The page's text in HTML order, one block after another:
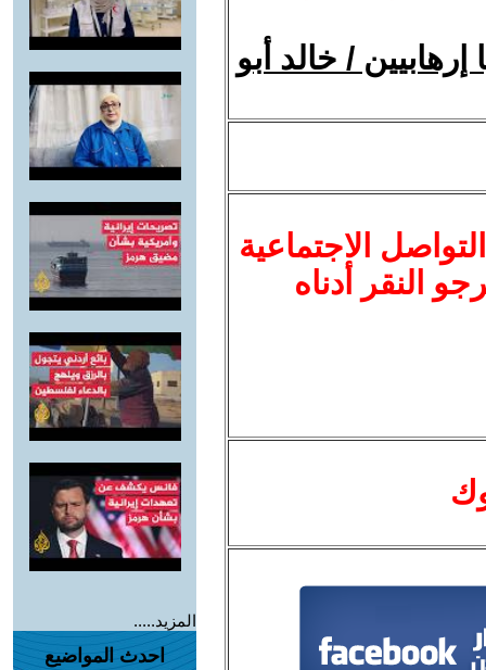
/ خالد أبو
الاجتماعية
النقر أدناه
المزيد.....
احدث المواضيع